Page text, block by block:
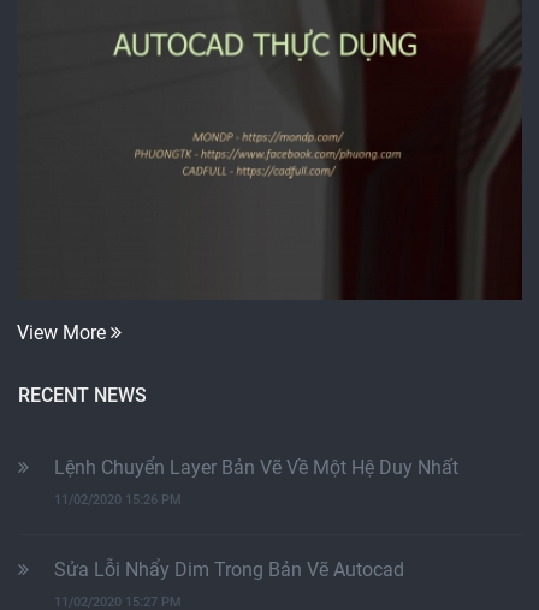
View More
RECENT NEWS
Lệnh Chuyển Layer Bản Vẽ Về Một Hệ Duy Nhất
11/02/2020 15:26 PM
Sửa Lỗi Nhẩy Dim Trong Bản Vẽ Autocad
11/02/2020 15:27 PM